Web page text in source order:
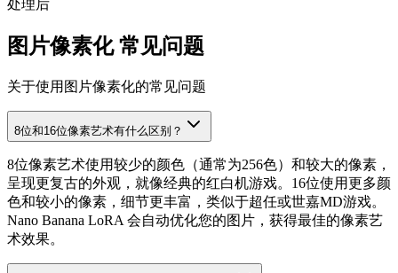
处理后
图片像素化 常见问题
关于使用图片像素化的常见问题
8位和16位像素艺术有什么区别？
8位像素艺术使用较少的颜色（通常为256色）和较大的像素，
呈现更复古的外观，就像经典的红白机游戏。16位使用更多颜
色和较小的像素，细节更丰富，类似于超任或世嘉MD游戏。
Nano Banana LoRA 会自动优化您的图片，获得最佳的像素艺
术效果。